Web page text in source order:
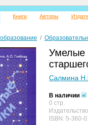
Книги Авторы
/
Умелые
Салмина
В наличии
0 стр.
ISBN: 5-360-